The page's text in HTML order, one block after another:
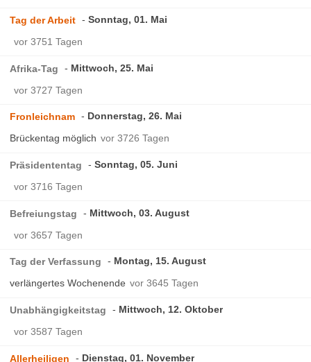
Tag der Arbeit
Sonntag, 01. Mai
vor 3751 Tagen
Afrika-Tag
Mittwoch, 25. Mai
vor 3727 Tagen
Fronleichnam
Donnerstag, 26. Mai
Brückentag möglich vor 3726 Tagen
Präsidententag
Sonntag, 05. Juni
vor 3716 Tagen
Befreiungstag
Mittwoch, 03. August
vor 3657 Tagen
Tag der Verfassung
Montag, 15. August
verlängertes Wochenende vor 3645 Tagen
Unabhängigkeitstag
Mittwoch, 12. Oktober
vor 3587 Tagen
Allerheiligen
Dienstag, 01. November